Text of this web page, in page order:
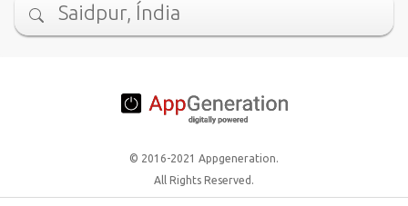
Saidpur, Índia
© 2016-2021 Appgeneration.
All Rights Reserved.